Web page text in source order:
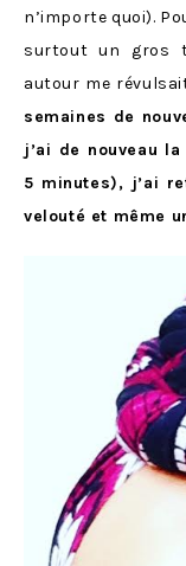
n’importe quoi).
surtout un gros
autour me
semaines de
j’ai de nouveau
5 minutes), j’ai
velouté et même